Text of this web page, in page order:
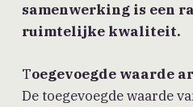
samenwerking is een
ruimtelijke kwaliteit.
Toegevoegde waarde
De toegevoegde waarde